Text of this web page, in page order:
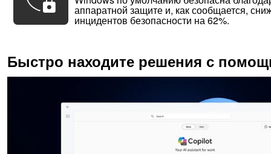
аппаратной защите и, как сообщается,
инцидентов безопасности на 62%.
Быстро находите решения с